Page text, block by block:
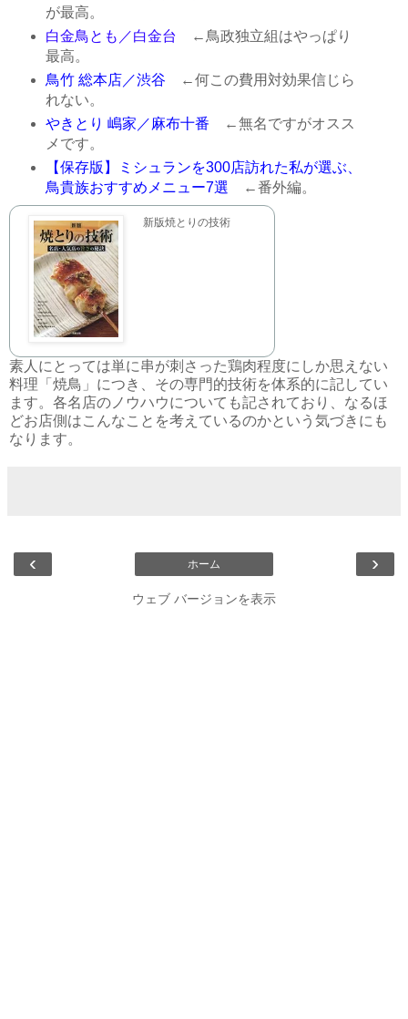
が最高。
白金鳥とも／白金台 ←鳥政独立組はやっぱり
最高。
鳥竹 総本店／渋谷 ←何この費用対効果信じら
れない。
やきとり 嶋家／麻布十番 ←無名ですがオスス
メです。
【保存版】ミシュランを300店訪れた私が選ぶ、
鳥貴族おすすめメニュー7選 ←番外編。
新版焼とりの技術
素人にとっては単に串が刺さった鶏肉程度にしか思えない
料理「焼鳥」につき、その専門的技術を体系的に記してい
ます。各名店のノウハウについても記されており、なるほ
どお店側はこんなことを考えているのかという気づきにも
なります。
‹ ›
ホーム
ウェブ バージョンを表示